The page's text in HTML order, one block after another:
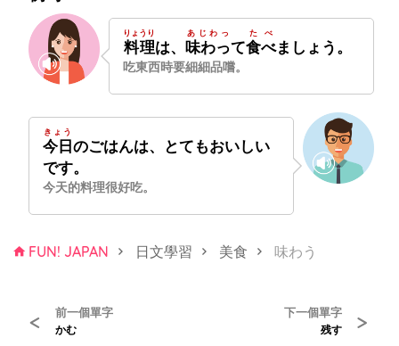
料理
りょうり
は、 味わっ
あじわっ
て食べ
たべ
ましょう。
吃東西時要細細品嚐。
今日
きょう
のごはんは、とてもおいしい
です。
今天的料理很好吃。
FUN! JAPAN 日文學習 美食 味わう
< 前一個單字
かむ
下一個單字
残す >